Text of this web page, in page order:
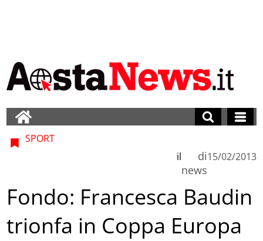
SPORT
di
news
il 15/02/2013
Fondo: Francesca Baudin
trionfa in Coppa Europa